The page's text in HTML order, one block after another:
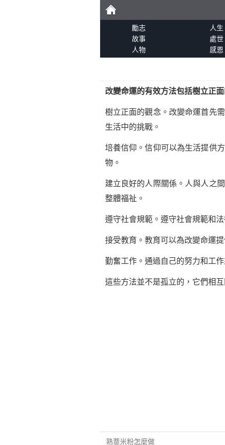
勵
勵志 人生
故事
處世
人物
感恩
改變命運的有效方法包括樹立正
樹立正面的觀念。改變命運首先
生活中的挑戰。
培養信仰。信仰可以為生活提供
物。
建立良好的人際關係。人與人之
整體福祉。
遵守社會規範。遵守社會規範和
接受教育。教育可以為改變命運
勤奮工作。通過自己的努力和工
這些方法並不是孤立的，它們相
熟薏米粉怎麼做